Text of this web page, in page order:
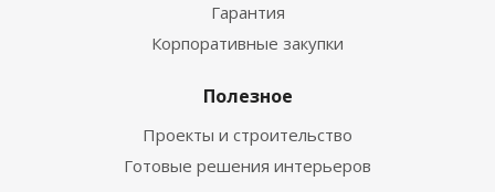
Гарантия
Корпоративные закупки
Полезное
Проекты и строительство
Готовые решения интерьеров